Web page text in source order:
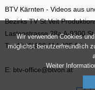
Wir verwenden Cookies
möglichst benutzerfreundlich
Weiter
BTV Kärnten - Videos aus
Bezirks TV St.Veit
Lastenstrasse 28a A-9300
T: +43 (0)699 114 035 66
E: btv-office@btvon.at